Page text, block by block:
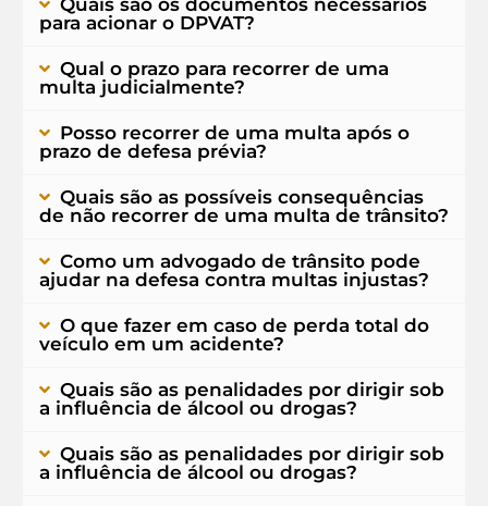
Quais são os documentos necessários
para acionar o DPVAT?
Qual o prazo para recorrer de uma
multa judicialmente?
Posso recorrer de uma multa após o
prazo de defesa prévia?
Quais são as possíveis consequências
de não recorrer de uma multa de trânsito?
Como um advogado de trânsito pode
ajudar na defesa contra multas injustas?
O que fazer em caso de perda total do
veículo em um acidente?
Quais são as penalidades por dirigir sob
a influência de álcool ou drogas?
Quais são as penalidades por dirigir sob
a influência de álcool ou drogas?